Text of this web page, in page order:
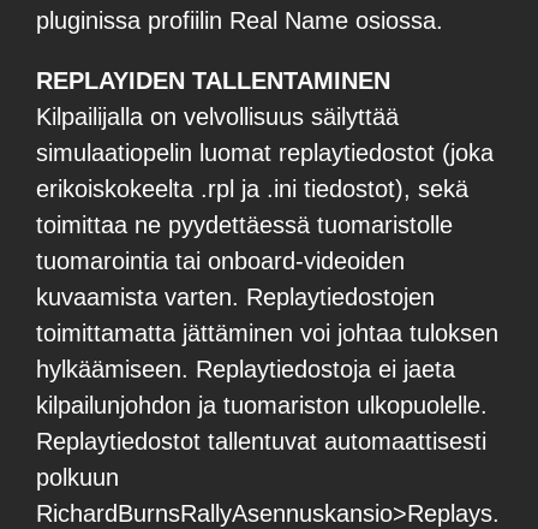
pluginissa profiilin Real Name osiossa.
REPLAYIDEN TALLENTAMINEN
Kilpailijalla on velvollisuus säilyttää
simulaatiopelin luomat replaytiedostot (joka
erikoiskokeelta .rpl ja .ini tiedostot), sekä
toimittaa ne pyydettäessä tuomaristolle
tuomarointia tai onboard-videoiden
kuvaamista varten. Replaytiedostojen
toimittamatta jättäminen voi johtaa tuloksen
hylkäämiseen. Replaytiedostoja ei jaeta
kilpailunjohdon ja tuomariston ulkopuolelle.
Replaytiedostot tallentuvat automaattisesti
polkuun
RichardBurnsRallyAsennuskansio>Replays.